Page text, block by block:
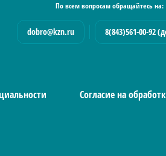
По всем вопросам обращайтесь на:
dobro@kzn.ru 8(843)561-00-92
Согласие на